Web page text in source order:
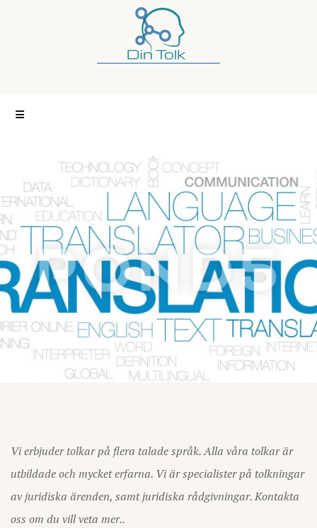
Vi erbjuder tolkar på flera talade språk. Alla våra tolkar är
utbildade och mycket erfarna. Vi är specialister på tolkningar
av juridiska ärenden, samt juridiska rådgivningar. Kontakta
oss om du vill veta mer..